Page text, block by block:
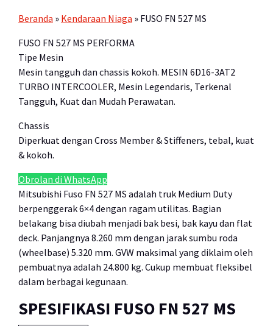
Beranda » Kendaraan Niaga » FUSO FN 527 MS
FUSO FN 527 MS PERFORMA
Tipe Mesin
Mesin tangguh dan chassis kokoh. MESIN 6D16-3AT2
TURBO INTERCOOLER, Mesin Legendaris, Terkenal
Tangguh, Kuat dan Mudah Perawatan.
Chassis
Diperkuat dengan Cross Member & Stiffeners, tebal, kuat
& kokoh.
Obrolan di WhatsApp
Mitsubishi Fuso FN 527 MS adalah truk Medium Duty
berpenggerak 6×4 dengan ragam utilitas. Bagian
belakang bisa diubah menjadi bak besi, bak kayu dan flat
deck. Panjangnya 8.260 mm dengan jarak sumbu roda
(wheelbase) 5.320 mm. GVW maksimal yang diklaim oleh
pembuatnya adalah 24.800 kg. Cukup membuat fleksibel
dalam berbagai kegunaan.
SPESIFIKASI FUSO FN 527 MS